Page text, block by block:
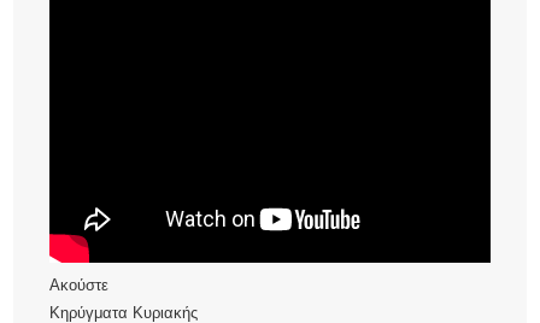
Ακούστε
Κηρύγματα Κυριακής